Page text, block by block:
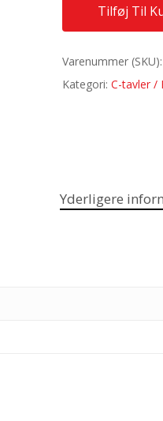
Tilføj Til
Varenummer (SKU):
Kategori: C-tavler /
Yderligere